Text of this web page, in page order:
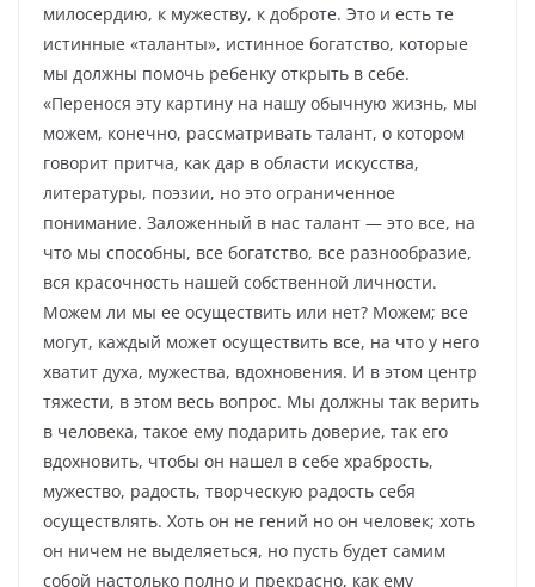
милосердию, к мужеству, к доброте. Это и есть те
истинные «таланты», истинное богатство, которые
мы должны помочь ребенку открыть в себе.
«Перенося эту картину на нашу обычную жизнь, мы
можем, конечно, рассматривать талант, о котором
говорит притча, как дар в области искусства,
литературы, поэзии, но это ограниченное
понимание. Заложенный в нас талант — это все, на
что мы способны, все богатство, все разнообразие,
вся красочность нашей собственной личности.
Можем ли мы ее осуществить или нет? Можем; все
могут, каждый может осуществить все, на что у него
хватит духа, мужества, вдохновения. И в этом центр
тяжести, в этом весь вопрос. Мы должны так верить
в человека, такое ему подарить доверие, так его
вдохновить, чтобы он нашел в себе храбрость,
мужество, радость, творческую радость себя
осуществлять. Хоть он не гений но он человек; хоть
он ничем не выделяеться, но пусть будет самим
собой настолько полно и прекрасно, как ему